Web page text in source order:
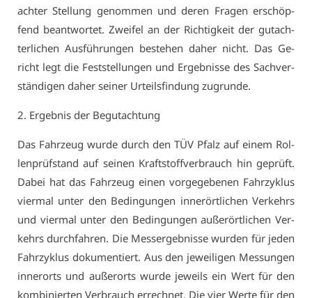
ach­ter Stel­lung ge­nom­men und de­ren Fra­gen er­schöp­
fend be­ant­wor­tet. Zwei­fel an der Rich­tig­keit der gut­ach­
ter­li­chen Aus­füh­run­gen be­ste­hen da­her nicht. Das Ge­
richt legt die Fest­stel­lun­gen und Er­geb­nis­se des Sach­ver­
stän­di­gen da­her sei­ner Ur­teils­fin­dung zu­grun­de.
2. Er­geb­nis der Be­gut­ach­tung
Das Fahr­zeug wur­de durch den TÜV Pfalz auf ei­nem Rol­
len­prüf­stand auf sei­nen Kraft­stoff­ver­brauch hin ge­prüft.
Da­bei hat das Fahr­zeug ei­nen vor­ge­ge­be­nen Fahr­zy­klus
vier­mal un­ter den Be­din­gun­gen in­ner­ört­li­chen Ver­kehrs
und vier­mal un­ter den Be­din­gun­gen au­ßer­ört­li­chen Ver­
kehrs durch­fah­ren. Die Mess­er­geb­nis­se wur­den für je­den
Fahr­zy­klus do­ku­men­tiert. Aus den je­wei­li­gen Mes­sun­gen
in­ner­orts und au­ßer­orts wur­de je­weils ein Wert für den
kom­bi­nier­ten Ver­brauch er­rech­net. Die vier Wer­te für den